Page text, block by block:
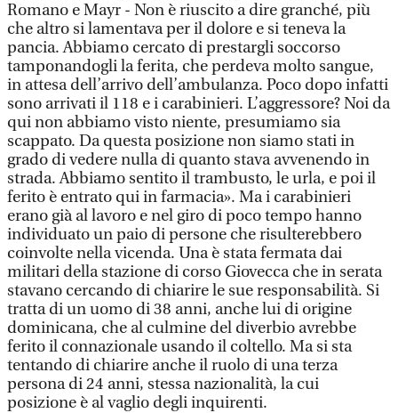
Romano e Mayr - Non è riuscito a dire granché, più
che altro si lamentava per il dolore e si teneva la
pancia. Abbiamo cercato di prestargli soccorso
tamponandogli la ferita, che perdeva molto sangue,
in attesa dell’arrivo dell’ambulanza. Poco dopo infatti
sono arrivati il 118 e i carabinieri. L’aggressore? Noi da
qui non abbiamo visto niente, presumiamo sia
scappato. Da questa posizione non siamo stati in
grado di vedere nulla di quanto stava avvenendo in
strada. Abbiamo sentito il trambusto, le urla, e poi il
ferito è entrato qui in farmacia». Ma i carabinieri
erano già al lavoro e nel giro di poco tempo hanno
individuato un paio di persone che risulterebbero
coinvolte nella vicenda. Una è stata fermata dai
militari della stazione di corso Giovecca che in serata
stavano cercando di chiarire le sue responsabilità. Si
tratta di un uomo di 38 anni, anche lui di origine
dominicana, che al culmine del diverbio avrebbe
ferito il connazionale usando il coltello. Ma si sta
tentando di chiarire anche il ruolo di una terza
persona di 24 anni, stessa nazionalità, la cui
posizione è al vaglio degli inquirenti.